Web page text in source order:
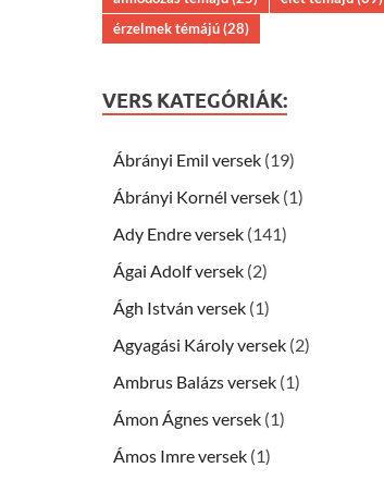
érzelmek témájú(28)
VERS KATEGÓRIÁK:
Ábrányi Emil versek (19)
Ábrányi Kornél versek (1)
Ady Endre versek (141)
Ágai Adolf versek (2)
Ágh István versek (1)
Agyagási Károly versek (2)
Ambrus Balázs versek (1)
Ámon Ágnes versek (1)
Ámos Imre versek (1)